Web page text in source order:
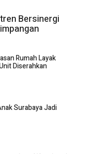
Bersinergi
Rumah Layak
Diserahkan
Surabaya Jadi